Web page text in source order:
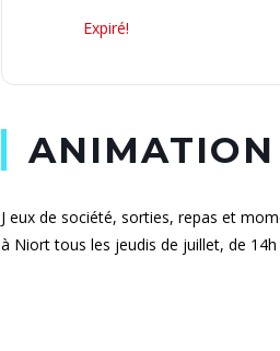
Expiré!
ANIMATION
J eux de société, sorties, repas et
à Niort tous les jeudis de juillet, de 14h